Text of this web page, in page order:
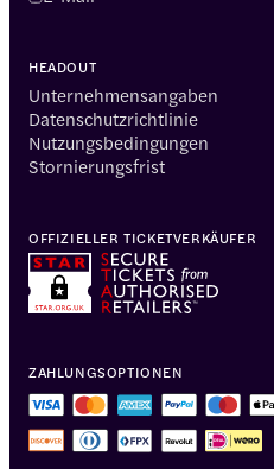
HEADOUT
Unternehmensangaben
Datenschutzrichtlinie
Nutzungsbedingungen
Stornierungsfrist
ZAHLUNGSOPTIONEN
OFFIZIELLER TICKETVERKÄUFER